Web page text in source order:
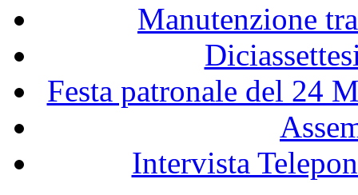
Manutenzione
Festa patronale del 24
Intervista